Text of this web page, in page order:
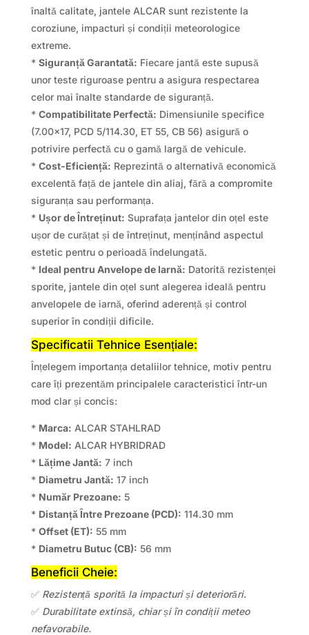
înaltă calitate, jantele ALCAR sunt rezistente la
coroziune, impacturi și condiții meteorologice
extreme.
* Siguranță Garantată: Fiecare jantă este supusă
unor teste riguroase pentru a asigura respectarea
celor mai înalte standarde de siguranță.
* Compatibilitate Perfectă: Dimensiunile specifice
(7.00×17, PCD 5/114.30, ET 55, CB 56) asigură o
potrivire perfectă cu o gamă largă de vehicule.
* Cost-Eficiență: Reprezintă o alternativă economică
excelentă față de jantele din aliaj, fără a compromite
siguranța sau performanța.
* Ușor de Întreținut: Suprafața jantelor din oțel este
ușor de curățat și de întreținut, menținând aspectul
estetic pentru o perioadă îndelungată.
* Ideal pentru Anvelope de Iarnă: Datorită rezistenței
sporite, jantele din oțel sunt alegerea ideală pentru
anvelopele de iarnă, oferind aderență și control
superior în condiții dificile.
Specificatii Tehnice Esențiale:
Înțelegem importanța detaliilor tehnice, motiv pentru
care îți prezentăm principalele caracteristici într-un
mod clar și concis:
* Marca: ALCAR STAHLRAD
* Model: ALCAR HYBRIDRAD
* Lățime Jantă: 7 inch
* Diametru Jantă: 17 inch
* Număr Prezoane: 5
* Distanță Între Prezoane (PCD): 114.30 mm
* Offset (ET): 55 mm
* Diametru Butuc (CB): 56 mm
Beneficii Cheie:
✅ Rezistență sporită la impacturi și deteriorări.
✅ Durabilitate extinsă, chiar și în condiții meteo
nefavorabile.